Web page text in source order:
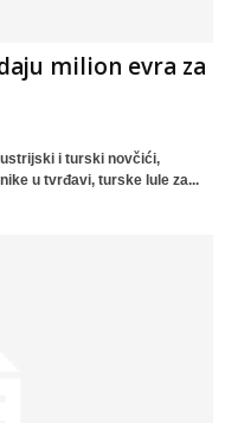
milion evra za
i turski novčići,
u tvrđavi, turske lule za...